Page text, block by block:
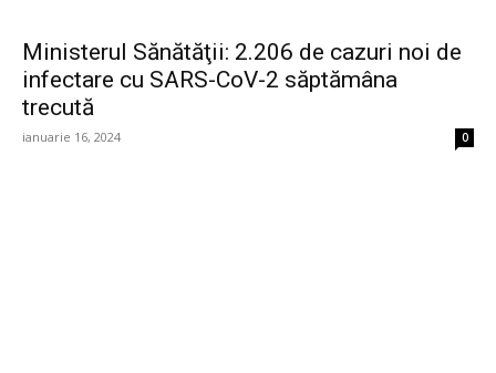
Ministerul Sănătăţii: 2.206 de cazuri noi de
infectare cu SARS-CoV-2 săptămâna
trecută
ianuarie 16, 2024 0